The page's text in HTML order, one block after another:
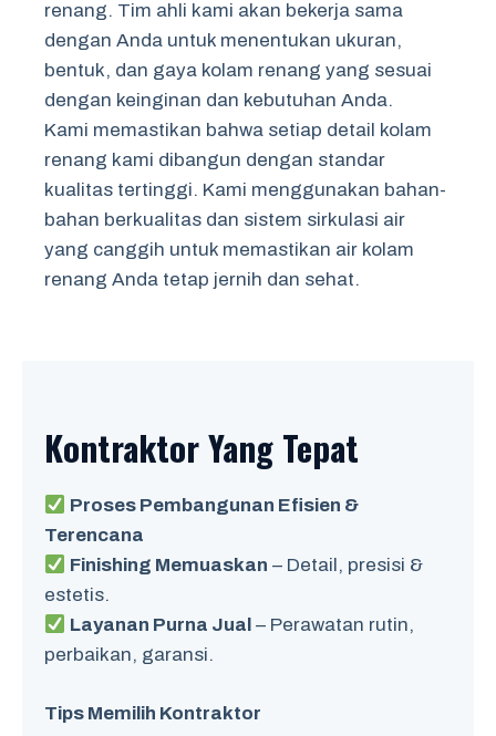
renang. Tim ahli kami akan bekerja sama
dengan Anda untuk menentukan ukuran,
bentuk, dan gaya kolam renang yang sesuai
dengan keinginan dan kebutuhan Anda.
Kami memastikan bahwa setiap detail kolam
renang kami dibangun dengan standar
kualitas tertinggi. Kami menggunakan bahan-
bahan berkualitas dan sistem sirkulasi air
yang canggih untuk memastikan air kolam
renang Anda tetap jernih dan sehat.
Kontraktor Yang Tepat
Proses Pembangunan Efisien &
Terencana
Finishing Memuaskan – Detail, presisi &
estetis.
Layanan Purna Jual – Perawatan rutin,
perbaikan, garansi.
Tips Memilih Kontraktor